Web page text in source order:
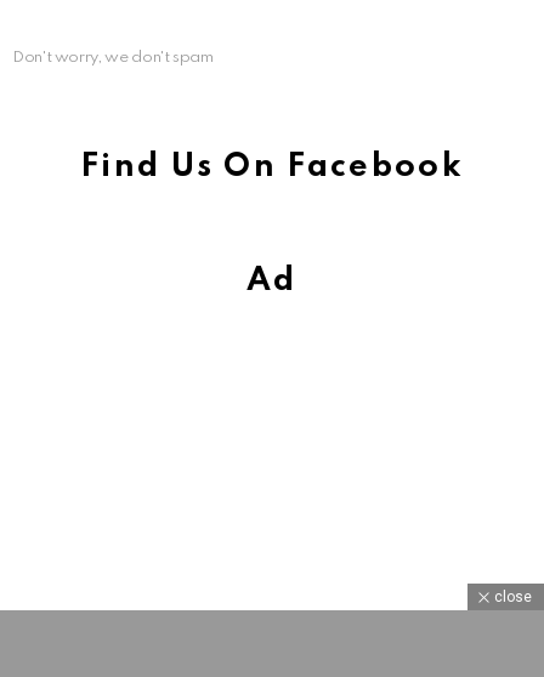
Don't worry, we don't spam
Find Us On Facebook
Ad
close